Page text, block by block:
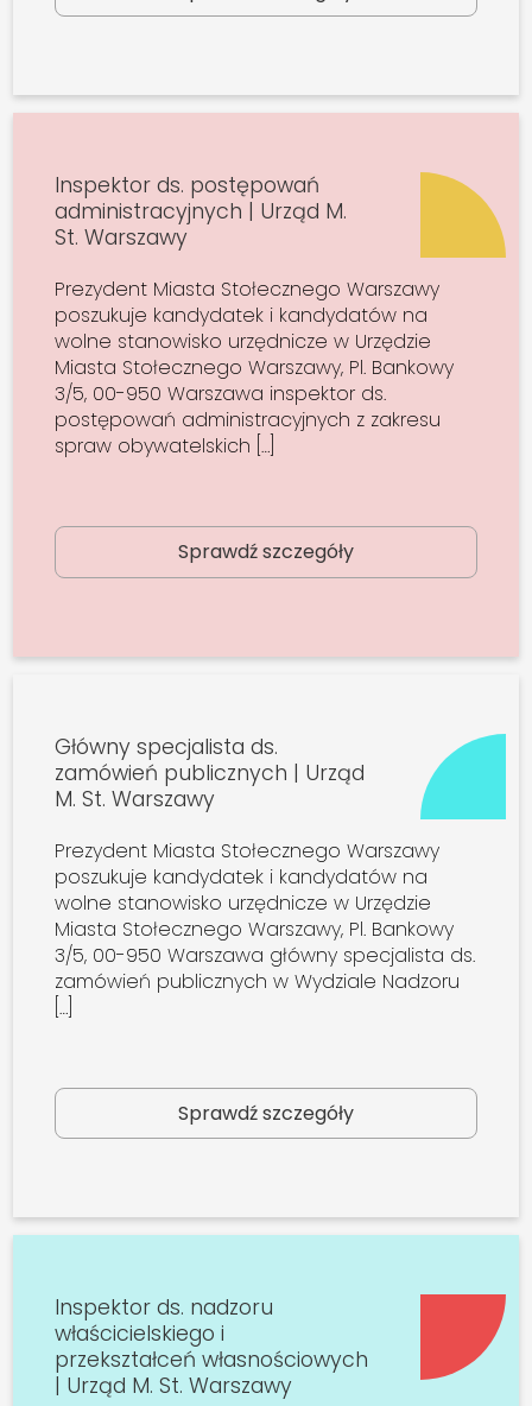
Inspektor ds. postępowań
administracyjnych | Urząd M.
St. Warszawy
Prezydent Miasta Stołecznego Warszawy
poszukuje kandydatek i kandydatów na
wolne stanowisko urzędnicze w Urzędzie
Miasta Stołecznego Warszawy, Pl. Bankowy
3/5, 00-950 Warszawa inspektor ds.
postępowań administracyjnych z zakresu
spraw obywatelskich […]
Sprawdź szczegóły
Główny specjalista ds.
zamówień publicznych | Urząd
M. St. Warszawy
Prezydent Miasta Stołecznego Warszawy
poszukuje kandydatek i kandydatów na
wolne stanowisko urzędnicze w Urzędzie
Miasta Stołecznego Warszawy, Pl. Bankowy
3/5, 00-950 Warszawa główny specjalista ds.
zamówień publicznych w Wydziale Nadzoru
[…]
Sprawdź szczegóły
Inspektor ds. nadzoru
właścicielskiego i
przekształceń własnościowych
| Urząd M. St. Warszawy